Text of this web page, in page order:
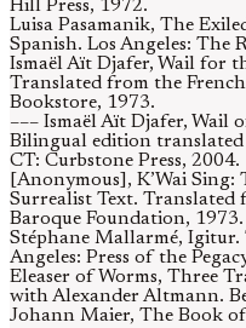
Hill Press, 1972.
Luisa Pasamanik, The
Spanish. Los Angeles: The
Ismaël Aït Djafer, Wail for
Translated from the
Bookstore, 1973.
––– Ismaël Aït Djafer, Wail
Bilingual edition
CT: Curbstone Press, 2004.
[Anonymous], K’Wai
Surrealist Text. Translated
Baroque Foundation, 1973.
Stéphane Mallarmé, Igitur.
Angeles: Press of the
Eleaser of Worms, Three
with Alexander Altmann.
Johann Maier, The Book